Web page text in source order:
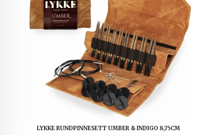
LYKKE RUNDPINNESETT UMBER & INDIGO 8,75CM